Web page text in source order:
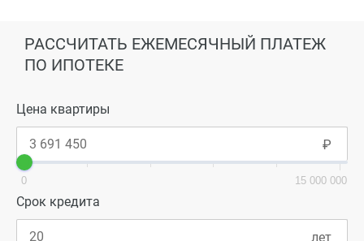
РАССЧИТАТЬ ЕЖЕМЕСЯЧНЫЙ ПЛАТЕЖ
ПО ИПОТЕКЕ
Цена квартиры
0 15 000 000
Срок кредита